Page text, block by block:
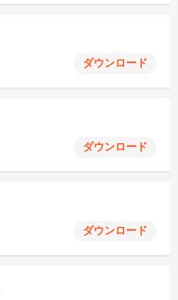
ダウンロード
ダウンロード
ダウンロード